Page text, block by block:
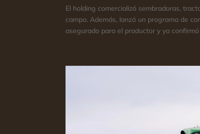
El holding comercializó sembradoras,
campo. Además, lanzó un programa de
asegurado para el productor y ya